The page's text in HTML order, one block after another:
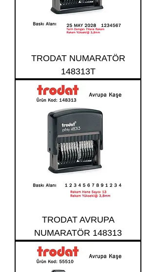
TRODAT NUMARATÖR
148313T
TRODAT AVRUPA
NUMARATÖR 148313